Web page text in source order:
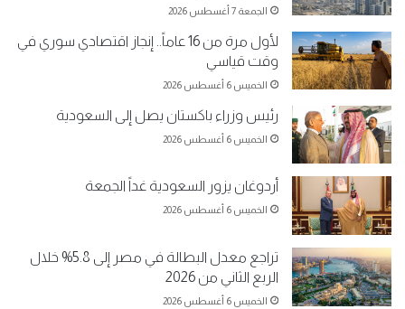
الجمعة 7 أغسطس 2026
لأول مرة من 16 عاماً.. إنجاز اقتصادي سوري في
وقت قياسي
الخميس 6 أغسطس 2026
رئيس وزراء باكستان يصل إلى السعودية
الخميس 6 أغسطس 2026
أردوغان يزور السعودية غداً الجمعة
الخميس 6 أغسطس 2026
تراجع معدل البطالة في مصر إلى 5.8% خلال
الربع الثاني من 2026
الخميس 6 أغسطس 2026